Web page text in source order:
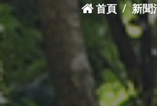
首頁 新聞